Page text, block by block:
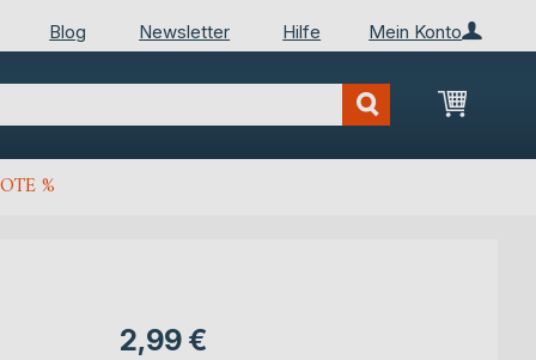
Mein Konto
Blog Newsletter Hilfe
Mein
%
2,99 €